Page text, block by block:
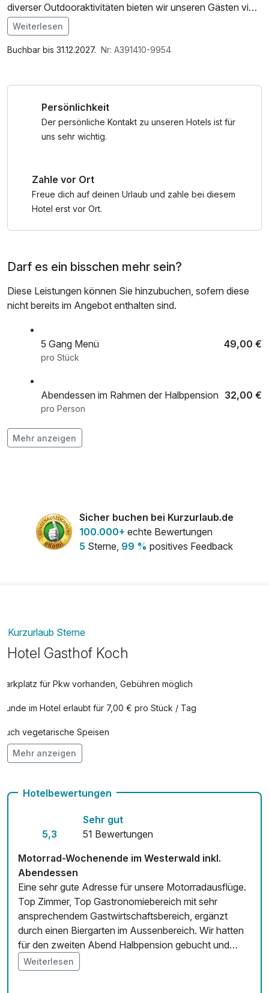
diverser Outdooraktivitäten bieten wir unseren Gästen viele
Möglichkeiten, ihren Aufenthalt in unserem Gasthof zu
gestalten.
Im Angebot enthalten
Parkplatz, W-LAN Nutzung / Internetnutzung,
Weiterlesen
Buchbar bis 31.12.2027. Nr: A391410-9954
Persönlichkeit
Der persönliche Kontakt zu unseren Hotels ist für
uns sehr wichtig.
Zahle vor Ort
Freue dich auf deinen Urlaub und zahle bei diesem
Hotel erst vor Ort.
Darf es ein bisschen mehr sein?
Diese Leistungen können Sie hinzubuchen, sofern diese
nicht bereits im Angebot enthalten sind.
5 Gang Menü 49,00 €
pro Stück
Abendessen im Rahmen der Halbpension 32,00 €
pro Person
Flasche Sekt bei Anreise auf dem Zimmer
pro Stück
pro Person
Obstkorb 11,00 €
Mehr anzeigen
Sicher buchen bei Kurzurlaub.de
100.000+ echte Bewertungen
5 Sterne, 99 % positives Feedback
Kurzurlaub Sterne
Hotel Gasthof Koch
Parkplatz für Pkw vorhanden, Gebühren möglich
Hunde im Hotel erlaubt für 7,00 € pro Stück / Tag
Auch vegetarische Speisen
Kostenloses W-LAN
Mehr anzeigen
Hotelbewertungen
5,3
Sehr gut
51 Bewertungen
Motorrad-Wochenende im Westerwald inkl.
Abendessen
Eine sehr gute Adresse für unsere Motorradausflüge.
Top Zimmer, Top Gastronomiebereich mit sehr
ansprechendem Gastwirtschaftsbereich, ergänzt
durch einen Biergarten im Aussenbereich. Wir hatten
für den zweiten Abend Halbpension gebucht und
waren mehr als positiv überrascht 1. von der Auswahl
aus vier Gerichten und 2. dem jeweiligen Gericht
Weiterlesen